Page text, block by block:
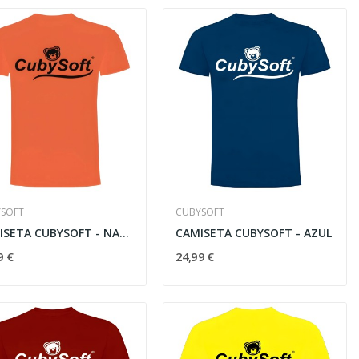
Vista rápida
FUSIL SPECNA ARMS PRIME...
m54
-10%
CAMISETA CUBYSOFT - NARANJA
€
CUBYSOFT
CAMISETA CUBYSOFT - AZUL
24,99 €